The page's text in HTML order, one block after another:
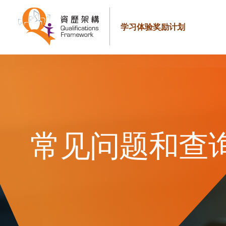
学习体验奖励计划
常见问题和查